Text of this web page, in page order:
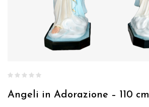
Angeli in Adorazione – 110 cm